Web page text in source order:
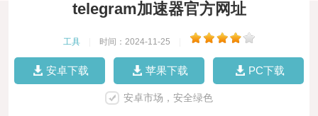
telegram加速器官方网址
工具 时间：2024-11-25
安卓下载 苹果下载 PC下载
安卓市场，安全绿色